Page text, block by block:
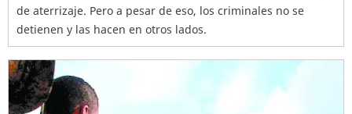
de aterrizaje. Pero a pesar de eso, los criminales no se
detienen y las hacen en otros lados.